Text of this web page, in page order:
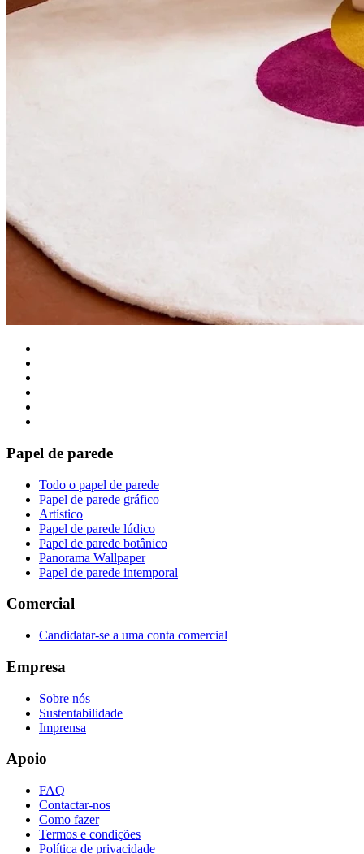
Papel de parede
Todo o papel de parede
Papel de parede gráfico
Artístico
Papel de parede lúdico
Papel de parede botânico
Panorama Wallpaper
Papel de parede intemporal
Comercial
Candidatar-se a uma conta comercial
Empresa
Sobre nós
Sustentabilidade
Imprensa
Apoio
FAQ
Contactar-nos
Como fazer
Termos e condições
Política de privacidade